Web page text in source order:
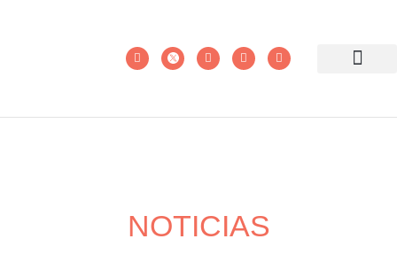
NOTICIAS